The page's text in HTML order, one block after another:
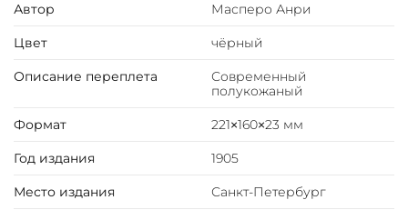
Автор Масперо Анри
Цвет чёрный
Описание переплета
Современный
полукожаный
Формат 221×160×23 мм
Год издания 1905
Место издания Санкт-Петербург